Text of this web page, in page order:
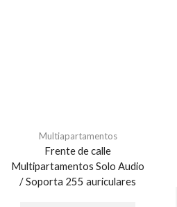
Multiapartamentos
Frente de calle
Multipartamentos Solo Audio
/ Soporta 255 auriculares